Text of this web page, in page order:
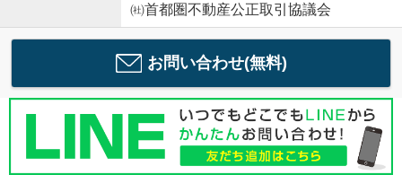
㈳首都圏不動産公正取引協議会
お問い合わせ(無料)